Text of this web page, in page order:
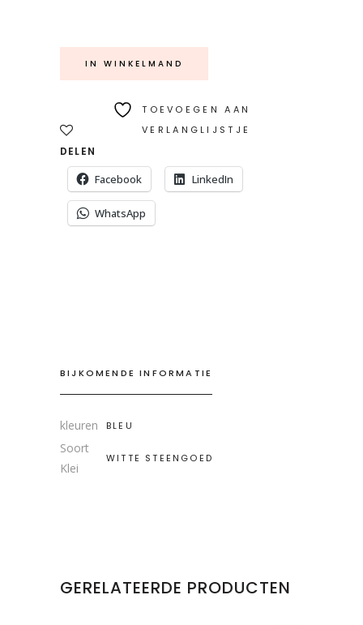
IN WINKELMAND
TOEVOEGEN AAN
VERLANGLIJSTJE
DELEN
Facebook LinkedIn
WhatsApp
BIJKOMENDE INFORMATIE
kleuren BLEU
Soort
Klei
WITTE STEENGOED
GERELATEERDE PRODUCTEN